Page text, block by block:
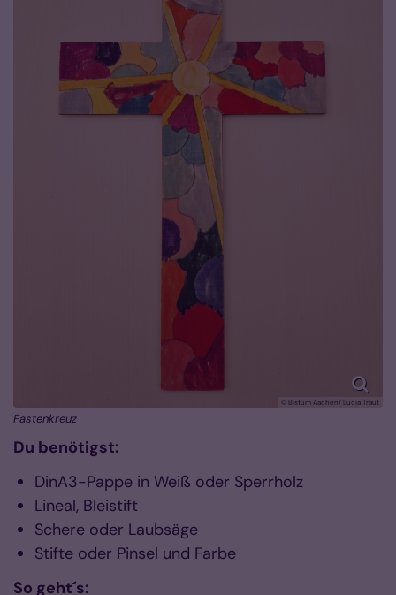
© Bistum Aachen/ Lucia Traut
Fastenkreuz
Du benötigst:
DinA3-Pappe in Weiß oder Sperrholz
Lineal, Bleistift
Schere oder Laubsäge
Stifte oder Pinsel und Farbe
So geht´s: